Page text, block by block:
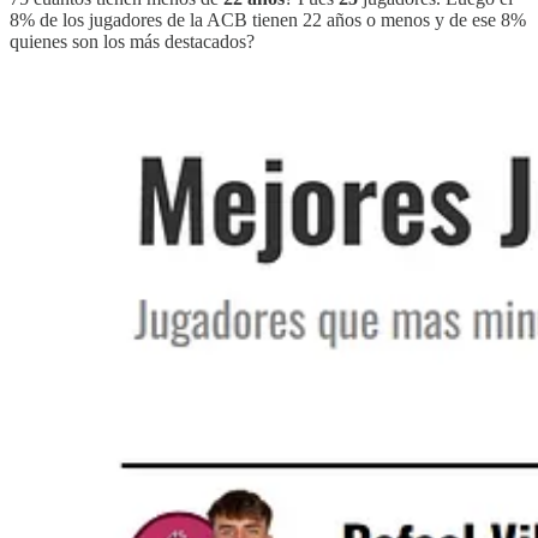
8% de los jugadores de la ACB tienen 22 años o menos y de ese 8%
quienes son los más destacados?